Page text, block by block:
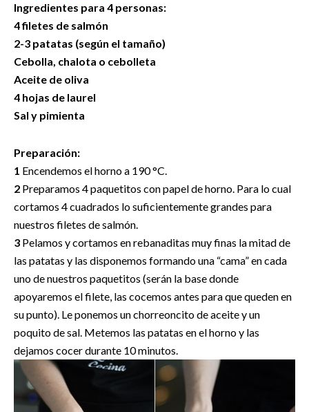
Ingredientes para 4 personas:
4 filetes de salmón
2-3 patatas (según el tamaño)
Cebolla, chalota o cebolleta
Aceite de oliva
4 hojas de laurel
Sal y pimienta
Preparación:
1 Encendemos el horno a 190 °C.
2 Preparamos 4 paquetitos con papel de horno. Para lo cual
cortamos 4 cuadrados lo suficientemente grandes para
nuestros filetes de salmón.
3 Pelamos y cortamos en rebanaditas muy finas la mitad de
las patatas y las disponemos formando una “cama” en cada
uno de nuestros paquetitos (serán la base donde
apoyaremos el filete, las cocemos antes para que queden en
su punto). Le ponemos un chorreoncito de aceite y un
poquito de sal. Metemos las patatas en el horno y las
dejamos cocer durante 10 minutos.